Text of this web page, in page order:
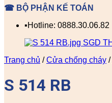
☎ BỘ PHẬN KẾ TOÁN
▪️Hotline: 0888.30.06.82
Trang chủ / Cửa chống cháy /
S 514 RB